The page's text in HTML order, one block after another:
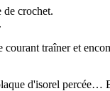
de crochet.
courant traîner et
d'isorel percée…